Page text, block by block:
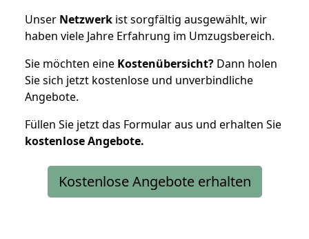
Unser Netzwerk ist sorgfältig ausgewählt, wir
haben viele Jahre Erfahrung im Umzugsbereich.
Sie möchten eine Kostenübersicht? Dann holen
Sie sich jetzt kostenlose und unverbindliche
Angebote.
Füllen Sie jetzt das Formular aus und erhalten Sie
kostenloseAngebote.
Kostenlose Angebote erhalten